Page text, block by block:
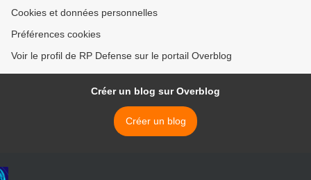
Cookies et données personnelles
Préférences cookies
Voir le profil de RP Defense sur le portail Overblog
Créer un blog sur Overblog
Créer un blog